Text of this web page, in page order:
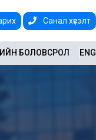
Санал хүсэлт
ENG
БОЛОВСРОЛ